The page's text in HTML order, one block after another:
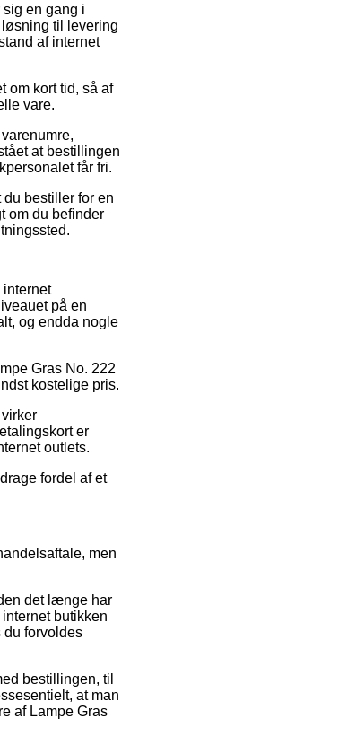
en gang i
til levering
af internet
om kort tid, så af
vare.
at bestillingen
får fri.
bestiller for en
om du befinder
internet
på en
og endda nogle
Gras No. 222
kostelige pris.
er
outlets.
fordel af et
men
det længe har
butikken
du forvoldes
bestillingen, til
at man
af Lampe Gras